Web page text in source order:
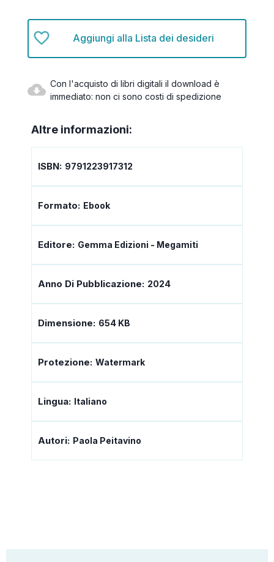
Aggiungi alla Lista dei desideri
Con l'acquisto di libri digitali il download è
immediato: non ci sono costi di spedizione
Altre informazioni:
ISBN: 9791223917312
Formato: Ebook
Editore: Gemma Edizioni - Megamiti
Anno Di Pubblicazione: 2024
Dimensione: 654 KB
Protezione: Watermark
Lingua: Italiano
Autori: Paola Peitavino